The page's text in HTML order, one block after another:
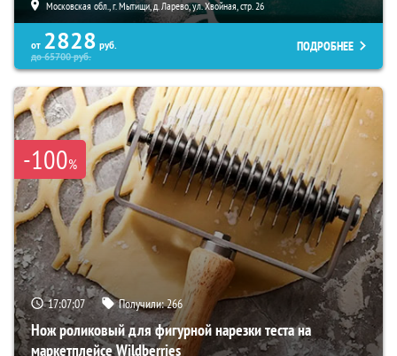
Московская обл., г. Мытищи, д. Ларево, ул. Хвойная, стр. 26
от 2828 руб.
до65700руб.
ПОДРОБНЕЕ
-100%
17:07:06 Получили:266
Нож роликовый для фигурной нарезки теста на
маркетплейсе Wildberries